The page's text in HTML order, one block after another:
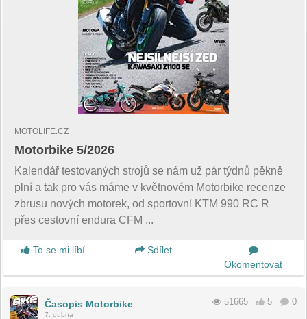
MOTOLIFE.CZ
Motorbike 5/2026
Kalendář testovaných strojů se nám už pár týdnů pěkně
plní a tak pro vás máme v květnovém Motorbike recenze
zbrusu nových motorek, od sportovní KTM 990 RC R
přes cestovní endura CFM ...
To se mi líbí
Sdílet
Okomentovat
Časopis Motorbike
7. dubna
51665 5 0